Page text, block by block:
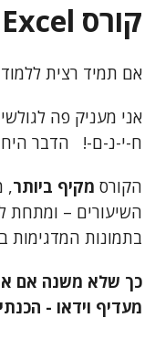
קורס Excel חינם !
אם תמיד רצית
אני מעניק פה
ח-י-נ-ם-! הדבר
הקורס מקיף ביותר,
השיעורים – ומתחת
בתמונות המדגימות
כך שלא משנה אם
מעדיף וידאו - הכנתי פה